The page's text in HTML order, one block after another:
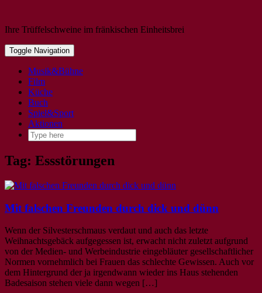
Ihre Trüffelschweine im fränkischen Einheitsbrei
Toggle Navigation
Musik&Bühne
Film
Küche
Buch
Spiel&Sport
Aktionen
Tag: Essstörungen
Mit falschen Freunden durch dick und dünn
Wenn der Silvesterschmaus verdaut und auch das letzte
Weihnachtsgebäck aufgegessen ist, erwacht nicht zuletzt aufgrund
von der Medien- und Werbeindustrie eingebläuter gesellschaftlicher
Normen vornehmlich bei Frauen das schlechte Gewissen. Auch vor
dem Hintergrund der ja irgendwann wieder ins Haus stehenden
Badesaison stehen viele dann wegen […]